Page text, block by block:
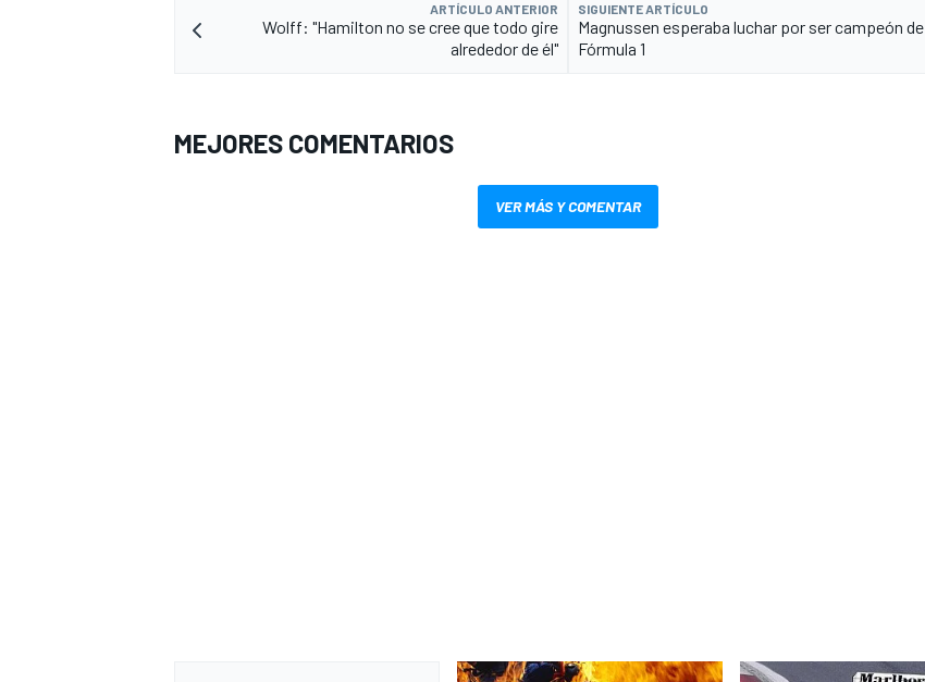
ARTÍCULO ANTERIOR
Wolff: "Hamilton no se cree que todo gire
alrededor de él"
SIGUIENTE ARTÍCULO
Magnussen esperaba luchar por ser campeón de
Fórmula 1
MEJORES COMENTARIOS
VER MÁS Y COMENTAR